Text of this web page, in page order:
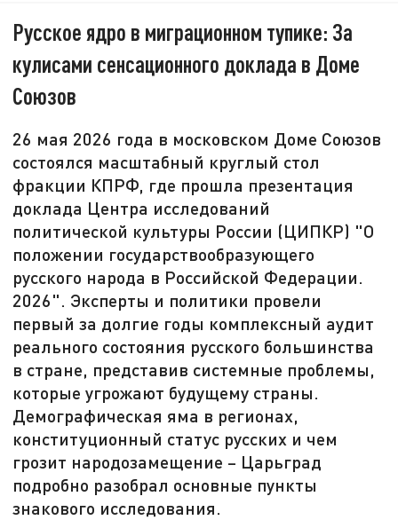
Русское ядро в миграционном тупике: За
кулисами сенсационного доклада в Доме
Союзов
26 мая 2026 года в московском Доме Союзов
состоялся масштабный круглый стол
фракции КПРФ, где прошла презентация
доклада Центра исследований
политической культуры России (ЦИПКР) "О
положении государствообразующего
русского народа в Российской Федерации.
2026". Эксперты и политики провели
первый за долгие годы комплексный аудит
реального состояния русского большинства
в стране, представив системные проблемы,
которые угрожают будущему страны.
Демографическая яма в регионах,
конституционный статус русских и чем
грозит народозамещение – Царьград
подробно разобрал основные пункты
знакового исследования.